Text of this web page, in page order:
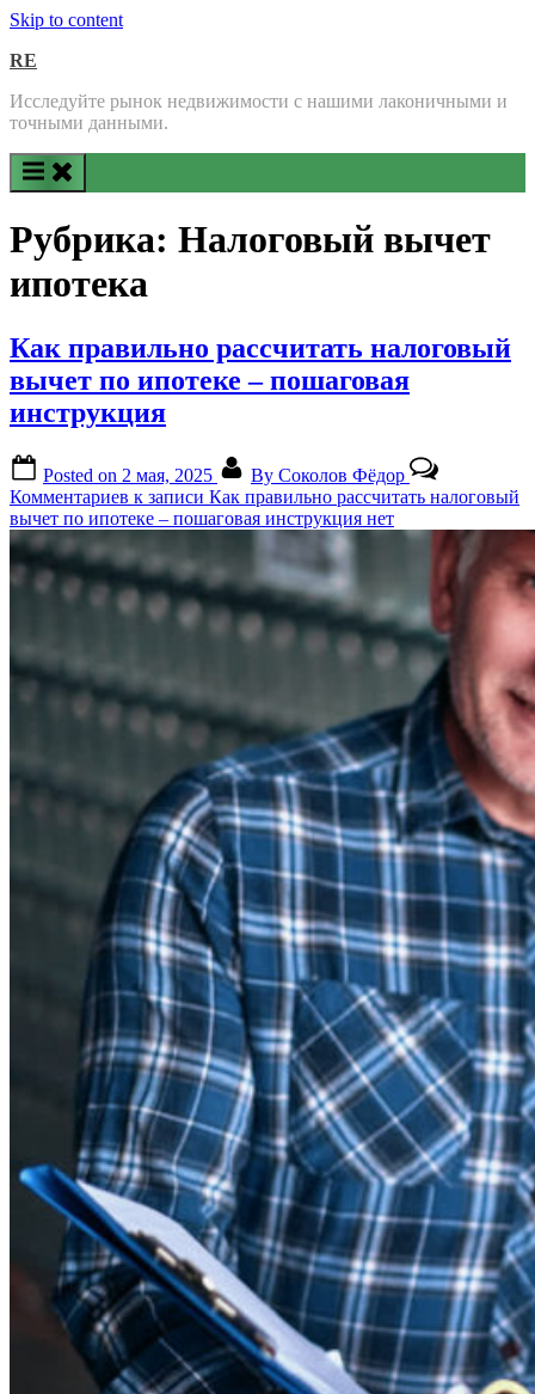
Skip to content
RE
Исследуйте рынок недвижимости с нашими лаконичными и
точными данными.
Рубрика: Налоговый вычет
ипотека
Как правильно рассчитать налоговый
вычет по ипотеке – пошаговая
инструкция
Posted on 2 мая, 2025 By Соколов Фёдор
Комментариев к записи Как правильно рассчитать налоговый
вычет по ипотеке – пошаговая инструкция нет